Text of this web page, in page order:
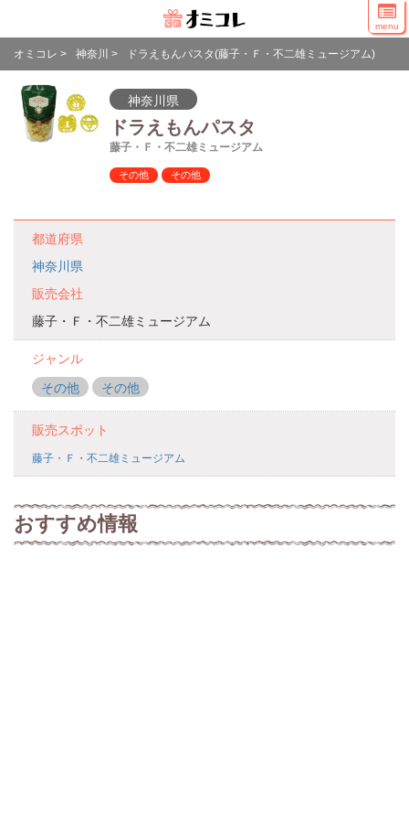
menu
オミコレ > 神奈川 > ドラえもんパスタ(藤子・Ｆ・不二雄ミュージアム)
神奈川県
ドラえもんパスタ
藤子・Ｆ・不二雄ミュージアム
その他 その他
都道府県
神奈川県
販売会社
藤子・Ｆ・不二雄ミュージアム
ジャンル
その他
その他
販売スポット
藤子・Ｆ・不二雄ミュージアム
おすすめ情報